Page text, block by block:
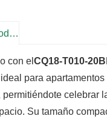
está diseñado
y realista,
los árboles de hoja
ramas verdes.
crear un ambiente
Detalles de producto
con el CQ18-T010-20B
para
permitiéndote celebrar
Su tamaño